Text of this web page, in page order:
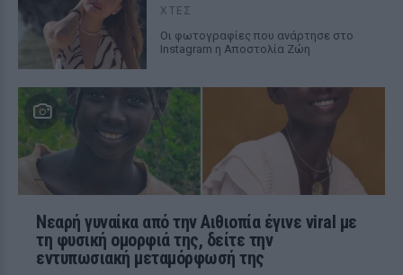
ΧΤΕΣ
Οι φωτογραφίες που ανάρτησε στο
Instagram η Αποστολία Ζώη
Νεαρή γυναίκα από την Αιθιοπία έγινε viral με
τη φυσική ομορφιά της, δείτε την
εντυπωσιακή μεταμόρφωσή της